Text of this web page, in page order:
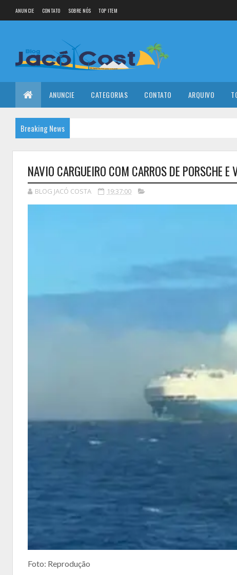
ANUNCIE CONTATO SOBRE NÓS TOP ITEM
ANUNCIE CATEGORIAS CONTATO ARQUIVO
Breaking News
NAVIO CARGUEIRO COM CARROS DE PORSCHE
BLOG JACÓ COSTA 19:37:00
Foto: Reprodução